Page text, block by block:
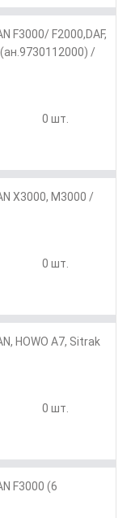
F3000/ F2000,DAF,
(ан.9730112000) /
0 шт.
X3000, М3000 /
0 шт.
HOWO A7, Sitrak
0 шт.
F3000 (6